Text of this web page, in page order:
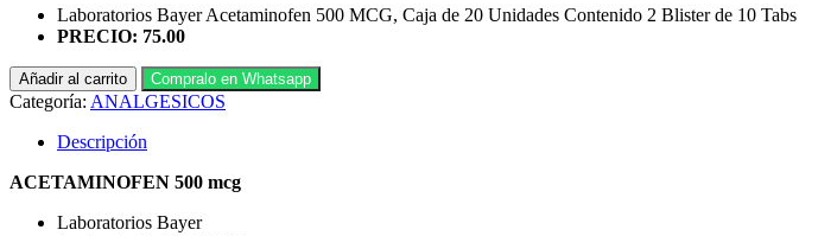
Q75.Q25.
Laboratorios Bayer Acetaminofen 500 MCG, Caja de 20 Unidades Contenido 2 Blister de 10 Tabs
PRECIO: 75.00
Acetaminofen
500
Labs
cantidad
Añadir al carrito Compralo en Whatsapp
Categoría: ANALGESICOS
Descripción
ACETAMINOFEN 500 mcg
Laboratorios Bayer